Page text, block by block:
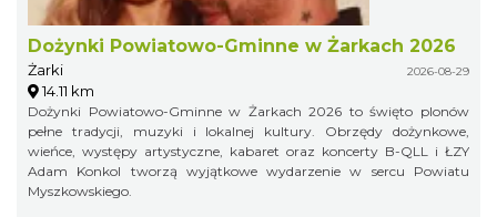
Dożynki Powiatowo-Gminne w Żarkach 2026
Żarki 2026-08-29
14.11 km
Dożynki Powiatowo-Gminne w Żarkach 2026 to święto plonów
pełne tradycji, muzyki i lokalnej kultury. Obrzędy dożynkowe,
wieńce, występy artystyczne, kabaret oraz koncerty B-QLL i ŁZY
Adam Konkol tworzą wyjątkowe wydarzenie w sercu Powiatu
Myszkowskiego.